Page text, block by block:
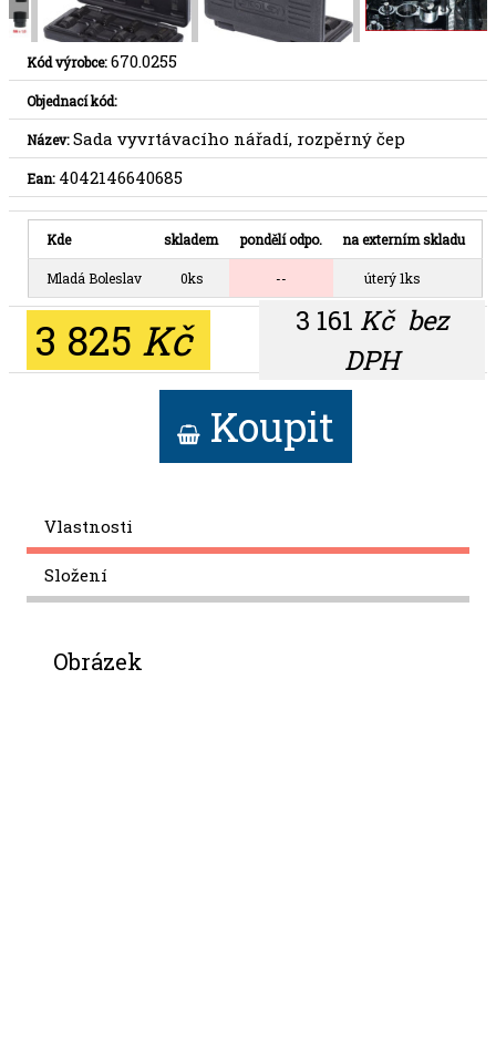
Kód výrobce:670.0255
Objednací kód:
Název:Sada vyvrtávacího nářadí, rozpěrný čep
Ean: 4042146640685
Kde skladem pondělí odpo. na externím skladu
Mladá Boleslav 0ks -- úterý 1ks
3 825 Kč 3 161 Kč bez
DPH
Koupit
Vlastnosti
Složení
Obrázek